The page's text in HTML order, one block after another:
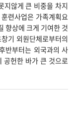
지않게 큰 비중을 차지
련사업은 가족계획요
향상에 크게 기여한 것
기 외원단체로부터의
반부터는 외국과의 사
공헌한 바가 큰 것으로